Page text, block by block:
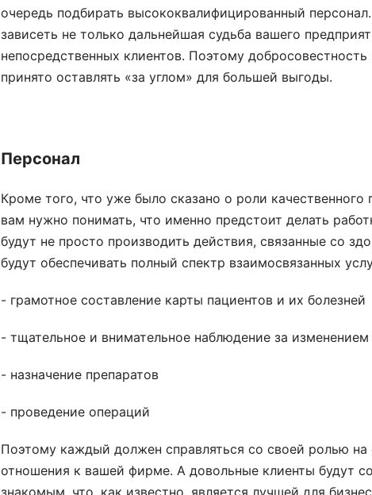
очередь подбирать высококвалифицированный
зависеть не только дальнейшая судьба вашего
непосредственных клиентов. Поэтому
принято оставлять «за углом» для большей выгоды.
Персонал
Кроме того, что уже было сказано о роли качественного
вам нужно понимать, что именно предстоит делать
будут не просто производить действия, связанные со
будут обеспечивать полный спектр взаимосвязанных
- грамотное составление карты пациентов и их болезней
- тщательное и внимательное наблюдение за
- назначение препаратов
- проведение операций
Поэтому каждый должен справляться со своей ролью на
отношения к вашей фирме. А довольные клиенты будут
знакомым, что, как известно, является лучшей для